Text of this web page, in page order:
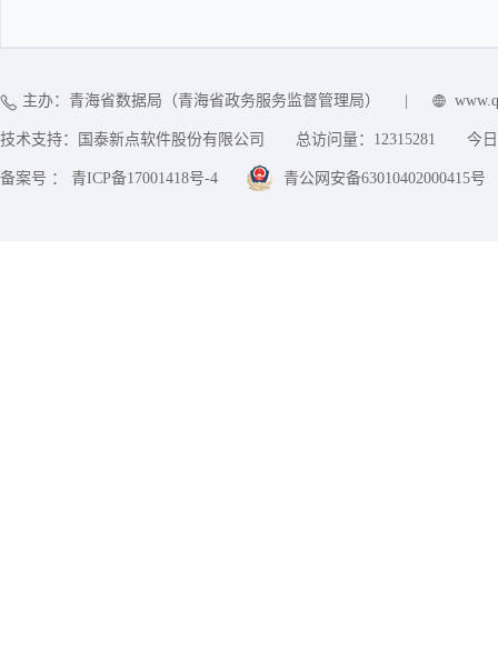
主办：青海省数据局（青海省政务服务监督管理局） |
技术支持：国泰新点软件股份有限公司 总访问量： 12315281 今
备案号 ： 青ICP备17001418号-4 青公网安备63010402000415号